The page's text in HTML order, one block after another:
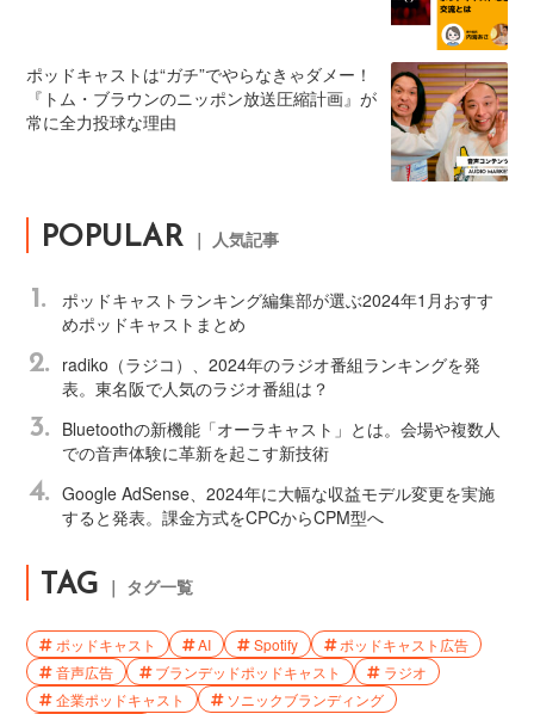
ポッドキャストは“ガチ”でやらなきゃダメー！
『トム・ブラウンのニッポン放送圧縮計画』が
常に全力投球な理由
POPULAR ｜ 人気記事
1.
ポッドキャストランキング編集部が選ぶ2024年1月おすす
めポッドキャストまとめ
2.
radiko（ラジコ）、2024年のラジオ番組ランキングを発
表。東名阪で人気のラジオ番組は？
3.
Bluetoothの新機能「オーラキャスト」とは。会場や複数人
での音声体験に革新を起こす新技術
4. Google AdSense、2024年に大幅な収益モデル変更を実施
すると発表。課金方式をCPCからCPM型へ
TAG ｜ タグ一覧
ポッドキャスト AI Spotify
ポッドキャスト広告
音声広告
ブランデッドポッドキャスト
ラジオ
企業ポッドキャスト
ソニックブランディング